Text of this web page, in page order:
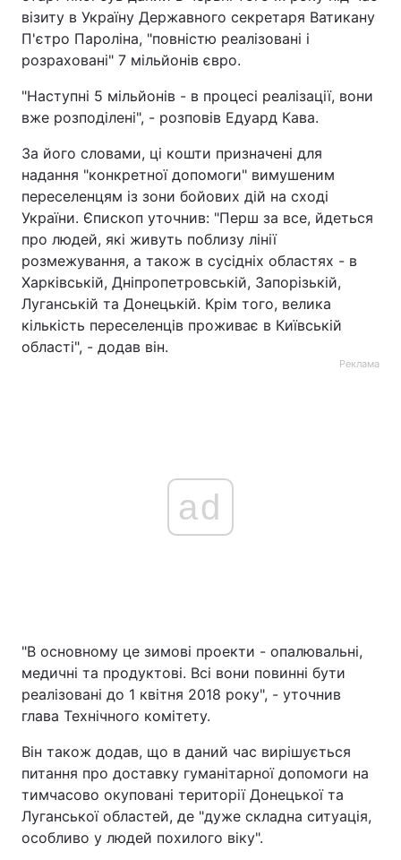
Тема оформлення
візиту в Україну Державного секретаря Ватикану
П'єтро Пароліна, "повністю реалізовані і
розраховані" 7 мільйонів євро.
"Наступні 5 мільйонів - в процесі реалізації, вони
вже розподілені", - розповів Едуард Кава.
За його словами, ці кошти призначені для
надання "конкретної допомоги" вимушеним
переселенцям із зони бойових дій на сході
України. Єпископ уточнив: "Перш за все, йдеться
про людей, які живуть поблизу лінії
розмежування, а також в сусідніх областях - в
Харківській, Дніпропетровській, Запорізькій,
Луганській та Донецькій. Крім того, велика
кількість переселенців проживає в Київській
області", - додав він.
Реклама
ad
"В основному це зимові проекти - опалювальні,
медичні та продуктові. Всі вони повинні бути
реалізовані до 1 квітня 2018 року", - уточнив
глава Технічного комітету.
Він також додав, що в даний час вирішується
питання про доставку гуманітарної допомоги на
тимчасово окуповані території Донецької та
Луганської областей, де "дуже складна ситуація,
особливо у людей похилого віку".